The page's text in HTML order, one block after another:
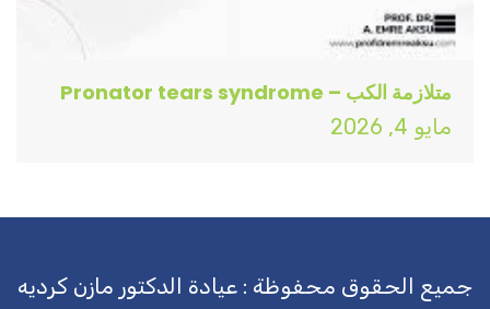
متلازمة الكب – Pronator tears syndrome
مايو 4, 2026
جميع الحقوق محفوظة : عيادة الدكتور مازن كرديه